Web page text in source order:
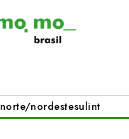
norte/nordestesulint